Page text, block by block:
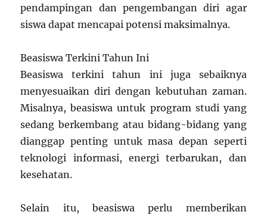
pendampingan dan pengembangan diri agar
siswa dapat mencapai potensi maksimalnya.
Beasiswa Terkini Tahun Ini
Beasiswa terkini tahun ini juga sebaiknya
menyesuaikan diri dengan kebutuhan zaman.
Misalnya, beasiswa untuk program studi yang
sedang berkembang atau bidang-bidang yang
dianggap penting untuk masa depan seperti
teknologi informasi, energi terbarukan, dan
kesehatan.
Selain itu, beasiswa perlu memberikan